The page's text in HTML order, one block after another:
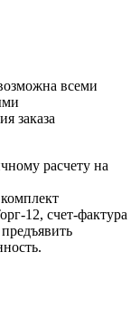
всеми
заказа
расчету на
12, счет-фактура